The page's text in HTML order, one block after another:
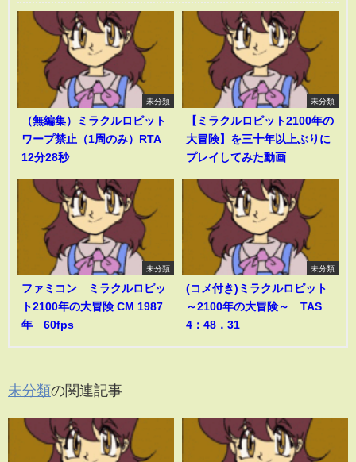
未分類
（無編集）ミラクルロピット
ワープ禁止（1周のみ）RTA
12分28秒
未分類
【ミラクルロピット2100年の
大冒険】を三十年以上ぶりに
プレイしてみた動画
未分類
ファミコン ミラクルロピッ
ト2100年の大冒険 CM 1987
年 60fps
未分類
(コメ付き)ミラクルロピット
～2100年の大冒険～ TAS
4：48．31
未分類の関連記事